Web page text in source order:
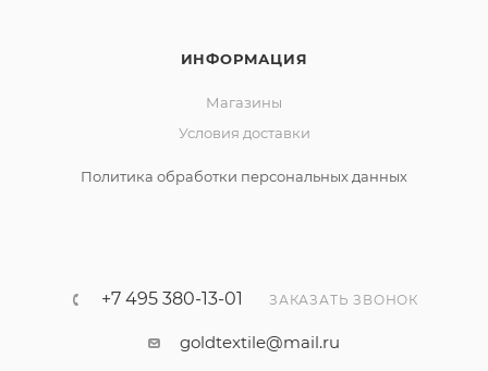
ИНФОРМАЦИЯ
Магазины
Условия доставки
Политика обработки персональных данных
+7 495 380-13-01 ЗАКАЗАТЬ ЗВОНОК
goldtextile@mail.ru